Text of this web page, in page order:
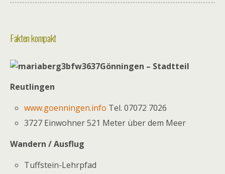
Fakten kompakt
Gönningen – Stadtteil
Reutlingen
www.goenningen.info Tel. 07072 7026
3727 Einwohner 521 Meter über dem Meer
Wandern / Ausflug
Tuffstein-Lehrpfad